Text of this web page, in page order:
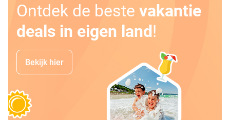
Ontdek de beste vakantie
deals in eigen land!
Bekijk hier